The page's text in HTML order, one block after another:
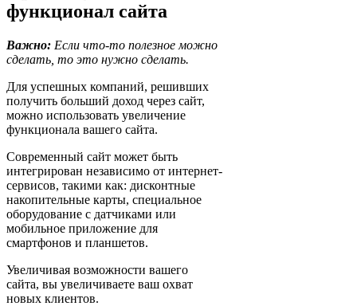
функционал сайта
Важно: Если что-то полезное можно
сделать, то это нужно сделать.
Для успешных компаний, решивших
получить больший доход через сайт,
можно использовать увеличение
функционала вашего сайта.
Современный сайт может быть
интегрирован независимо от интернет-
сервисов, такими как: дисконтные
накопительные карты, специальное
оборудование с датчиками или
мобильное приложение для
смартфонов и планшетов.
Увеличивая возможности вашего
сайта, вы увеличиваете ваш охват
новых клиентов.